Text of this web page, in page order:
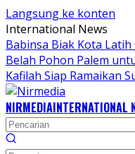
Langsung ke konten
International News
Babinsa Biak Kota
Belah Pohon Palem
Kafilah Siap Ramaikan
NIRMEDIAINTERNATIONAL